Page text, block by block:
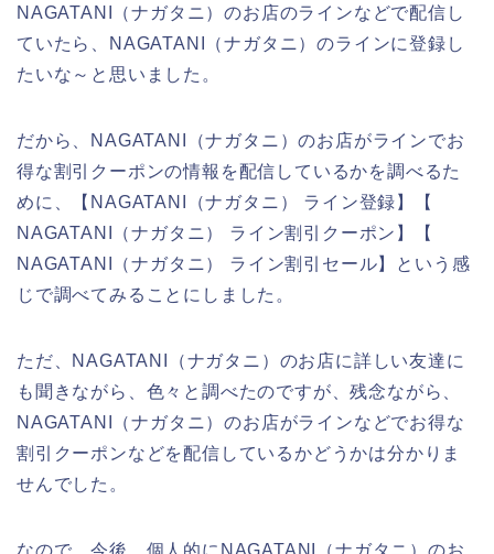
NAGATANI（ナガタニ）のお店のラインなどで配信し
ていたら、NAGATANI（ナガタニ）のラインに登録し
たいな～と思いました。
だから、NAGATANI（ナガタニ）のお店がラインでお
得な割引クーポンの情報を配信しているかを調べるた
めに、【NAGATANI（ナガタニ） ライン登録】【
NAGATANI（ナガタニ） ライン割引クーポン】【
NAGATANI（ナガタニ） ライン割引セール】という感
じで調べてみることにしました。
ただ、NAGATANI（ナガタニ）のお店に詳しい友達に
も聞きながら、色々と調べたのですが、残念ながら、
NAGATANI（ナガタニ）のお店がラインなどでお得な
割引クーポンなどを配信しているかどうかは分かりま
せんでした。
なので、今後、個人的にNAGATANI（ナガタニ）のお